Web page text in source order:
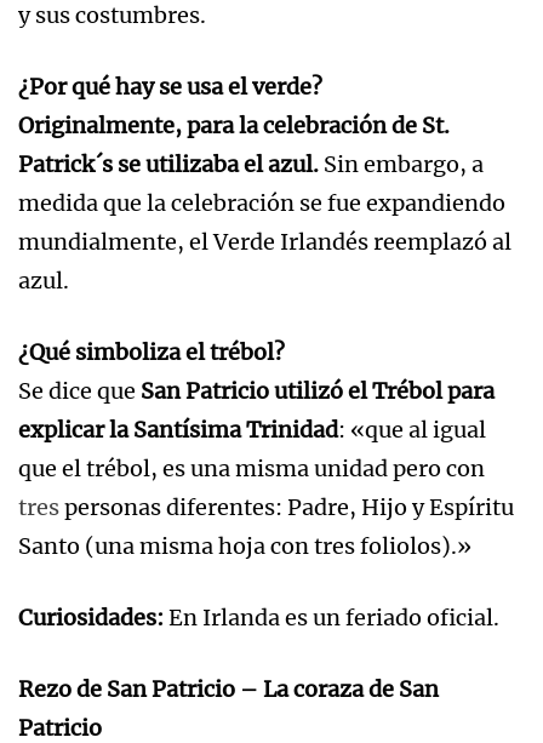
y sus costumbres.
¿Por qué hay se usa el verde?
Originalmente, para la celebración de St.
Patrick´s se utilizaba el azul. Sin embargo, a
medida que la celebración se fue expandiendo
mundialmente, el Verde Irlandés reemplazó al
azul.
¿Qué simboliza el trébol?
Se dice que San Patricio utilizó el Trébol para
explicar la Santísima Trinidad: «que al igual
que el trébol, es una misma unidad pero con
trespersonas diferentes: Padre, Hijo y Espíritu
Santo (una misma hoja con tres foliolos).»
Curiosidades: En Irlanda es un feriado oficial.
Rezo de San Patricio – La coraza de San
Patricio